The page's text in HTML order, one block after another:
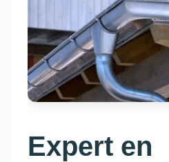
Expert en